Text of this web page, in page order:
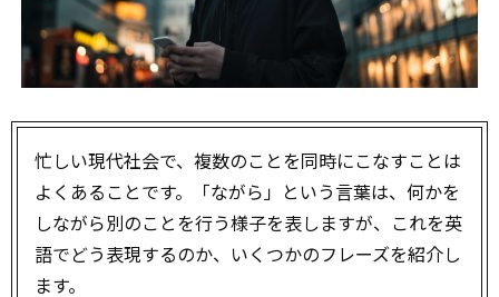
忙しい現代社会で、複数のことを同時にこなすことは
よくあることです。「ながら」という言葉は、何かを
しながら別のことを行う様子を表しますが、これを英
語でどう表現するのか、いくつかのフレーズを紹介し
ます。